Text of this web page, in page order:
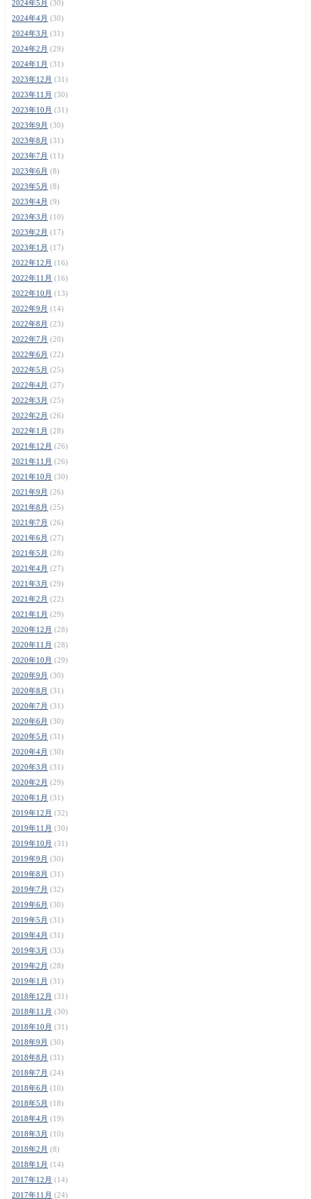
2024年5月 (30)
2024年4月 (30)
2024年3月 (31)
2024年2月 (29)
2024年1月 (31)
2023年12月 (31)
2023年11月 (30)
2023年10月 (31)
2023年9月 (30)
2023年8月 (31)
2023年7月 (11)
2023年6月 (8)
2023年5月 (8)
2023年4月 (9)
2023年3月 (10)
2023年2月 (17)
2023年1月 (17)
2022年12月 (16)
2022年11月 (16)
2022年10月 (13)
2022年9月 (14)
2022年8月 (23)
2022年7月 (20)
2022年6月 (22)
2022年5月 (25)
2022年4月 (27)
2022年3月 (25)
2022年2月 (26)
2022年1月 (28)
2021年12月 (26)
2021年11月 (26)
2021年10月 (30)
2021年9月 (26)
2021年8月 (25)
2021年7月 (26)
2021年6月 (27)
2021年5月 (28)
2021年4月 (27)
2021年3月 (29)
2021年2月 (22)
2021年1月 (29)
2020年12月 (28)
2020年11月 (28)
2020年10月 (29)
2020年9月 (30)
2020年8月 (31)
2020年7月 (31)
2020年6月 (30)
2020年5月 (31)
2020年4月 (30)
2020年3月 (31)
2020年2月 (29)
2020年1月 (31)
2019年12月 (32)
2019年11月 (30)
2019年10月 (31)
2019年9月 (30)
2019年8月 (31)
2019年7月 (32)
2019年6月 (30)
2019年5月 (31)
2019年4月 (31)
2019年3月 (33)
2019年2月 (28)
2019年1月 (31)
2018年12月 (31)
2018年11月 (30)
2018年10月 (31)
2018年9月 (30)
2018年8月 (31)
2018年7月 (24)
2018年6月 (10)
2018年5月 (18)
2018年4月 (19)
2018年3月 (10)
2018年2月 (8)
2018年1月 (14)
2017年12月 (14)
2017年11月 (24)